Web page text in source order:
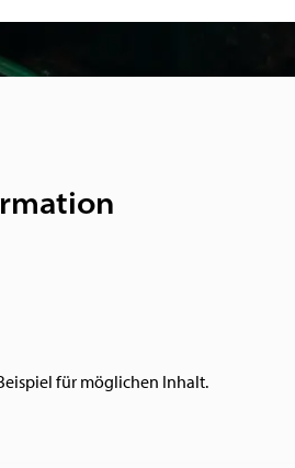
für möglichen Inhalt.